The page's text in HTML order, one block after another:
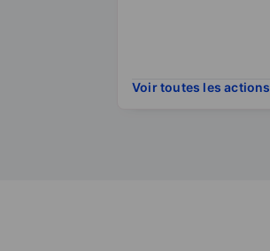
Voir toutes les actions